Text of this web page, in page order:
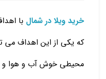
خرید ویلا در شمال با
که یکی از این اهداف می
محیطی خوش آب و هوا و